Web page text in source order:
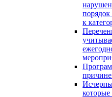
порядок
к
которые